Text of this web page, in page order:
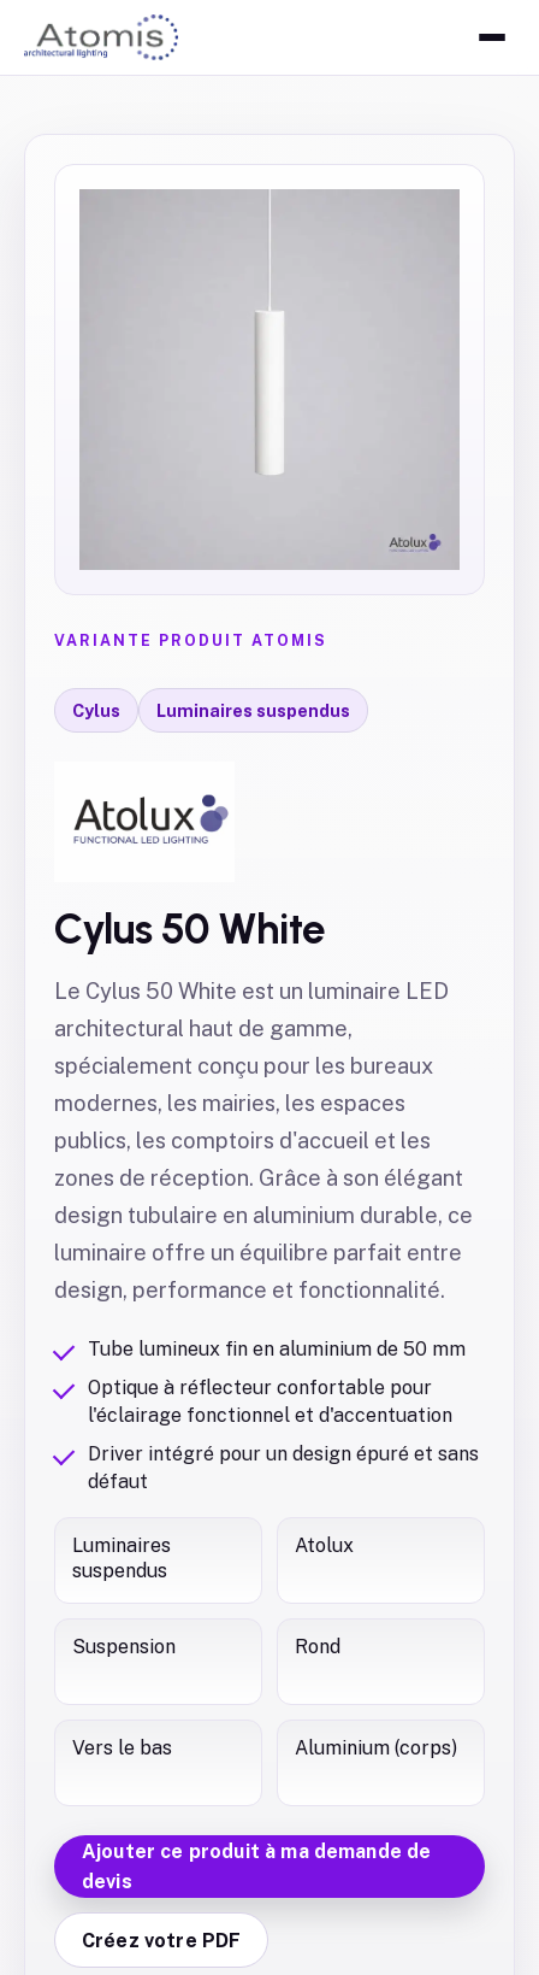
VARIANTE PRODUIT ATOMIS
Cylus Luminaires suspendus
Cylus 50 White
Le Cylus 50 White est un luminaire LED
architectural haut de gamme,
spécialement conçu pour les bureaux
modernes, les mairies, les espaces
publics, les comptoirs d'accueil et les
zones de réception. Grâce à son élégant
design tubulaire en aluminium durable, ce
luminaire offre un équilibre parfait entre
design, performance et fonctionnalité.
Tube lumineux fin en aluminium de 50 mm
Optique à réflecteur confortable pour
l'éclairage fonctionnel et d'accentuation
Driver intégré pour un design épuré et sans
défaut
Luminaires
suspendus
Atolux
Suspension Rond
Vers le bas Aluminium (corps)
Ajouter ce produit à ma demande de
devis
Créez votre PDF